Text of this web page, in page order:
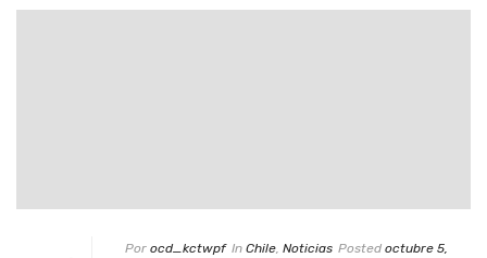
Por ocd_kctwpf In Chile, Noticias Posted octubre 5,